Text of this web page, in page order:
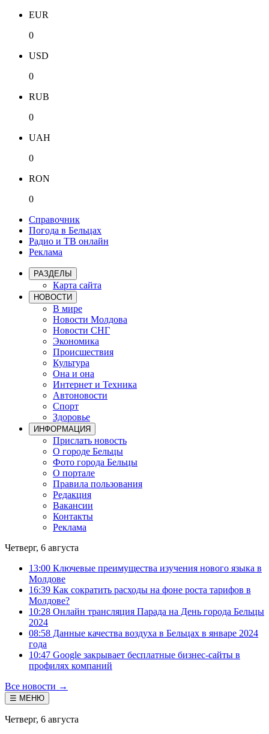
EUR
0
USD
0
RUB
0
UAH
0
RON
0
Справочник
Погода в Бельцах
Радио и ТВ онлайн
Реклама
РАЗДЕЛЫ
Карта сайта
НОВОСТИ
В мире
Новости Молдова
Новости СНГ
Экономика
Происшествия
Культура
Она и она
Интернет и Техника
Автоновости
Спорт
Здоровье
ИНФОРМАЦИЯ
Прислать новость
О городе Бельцы
Фото города Бельцы
О портале
Правила пользования
Редакция
Вакансии
Контакты
Реклама
Четверг, 6 августа
13:00 Ключевые преимущества изучения нового языка в
Молдове
16:39 Как сократить расходы на фоне роста тарифов в
Молдове?
10:28 Онлайн трансляция Парада на День города Бельцы
2024
08:58 Данные качества воздуха в Бельцах в январе 2024
года
10:47 Google закрывает бесплатные бизнес-сайты в
профилях компаний
Все новости →
☰ МЕНЮ
Четверг, 6 августа